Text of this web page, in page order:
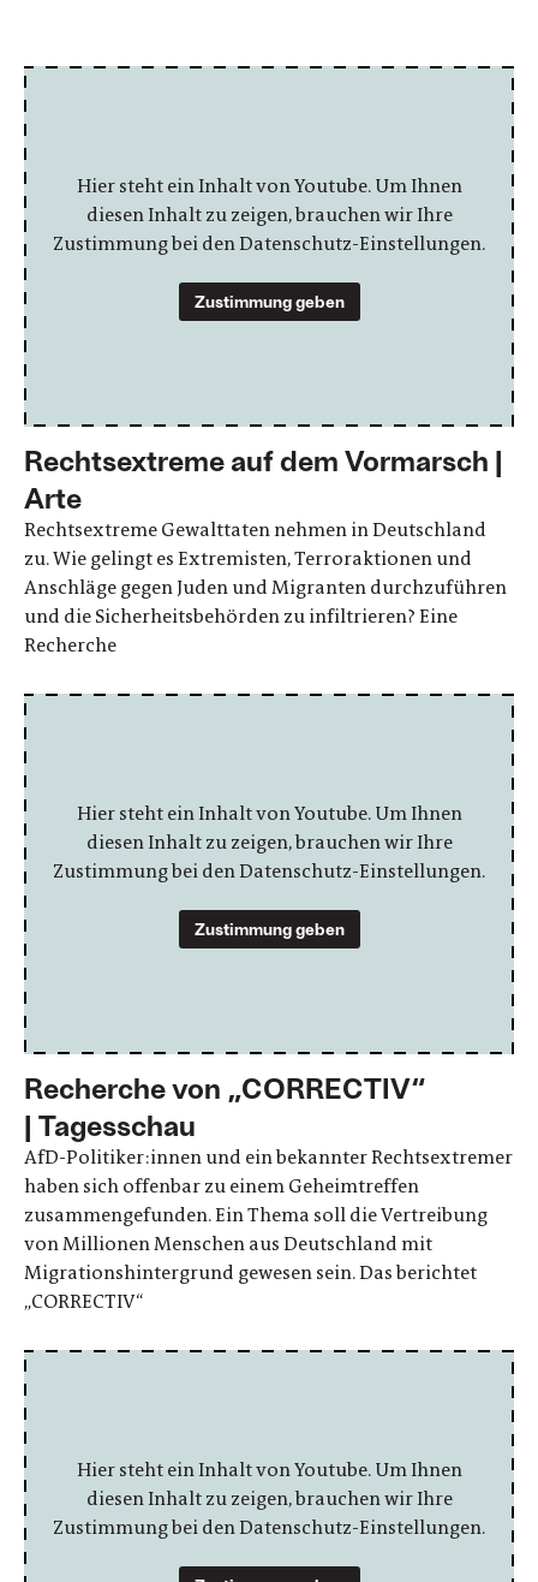
Hier steht ein Inhalt von Youtube. Um Ihnen
diesen Inhalt zu zeigen, brauchen wir Ihre
Zustimmung bei den Datenschutz-Einstellungen.
Zustimmung geben
Rechtsextreme auf dem Vormarsch |
Arte
Rechtsextreme Gewalttaten nehmen in Deutschland
zu. Wie gelingt es Extremisten, Terroraktionen und
Anschläge gegen Juden und Migranten durchzuführen
und die Sicherheitsbehörden zu infiltrieren? Eine
Recherche
Hier steht ein Inhalt von Youtube. Um Ihnen
diesen Inhalt zu zeigen, brauchen wir Ihre
Zustimmung bei den Datenschutz-Einstellungen.
Zustimmung geben
Recherche von „CORRECTIV“
| Tagesschau
AfD-Politiker:innen und ein bekannter Rechtsextremer
haben sich offenbar zu einem Geheimtreffen
zusammengefunden. Ein Thema soll die Vertreibung
von Millionen Menschen aus Deutschland mit
Migrationshintergrund gewesen sein. Das berichtet
„CORRECTIV“
Hier steht ein Inhalt von Youtube. Um Ihnen
diesen Inhalt zu zeigen, brauchen wir Ihre
Zustimmung bei den Datenschutz-Einstellungen.